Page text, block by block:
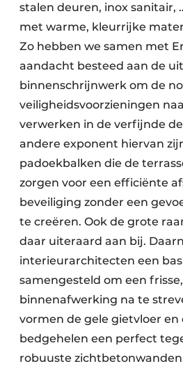
stalen deuren, inox sanitair,
met warme, kleurrijke
Zo hebben we samen met
aandacht besteed aan de
binnenschrijnwerk om de
veiligheidsvoorzieningen
verwerken in de verfijnde
andere exponent hiervan
padoekbalken die de
zorgen voor een efficiënte
beveiliging zonder een
te creëren. Ook de grote
daar uiteraard aan bij.
interieurarchitecten een
samengesteld om een
binnenafwerking na te
vormen de gele gietvloer
bedgehelen een perfect
robuuste